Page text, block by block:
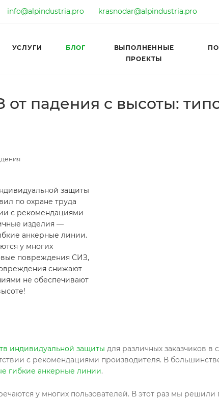
info@alpindustria.pro krasnodar@alpindustria.pro
УСЛУГИ БЛОГ
ВЫПОЛНЕННЫЕ
ПРОЕКТЫ
падения с высоты:
защиты
по охране труда
с рекомендациями
изделия —
анкерные линии.
у многих
повреждения СИЗ,
снижают
не обеспечивают
индивидуальной защиты для различных заказчиков в
с рекомендациями производителя. В
гибкие анкерные линии.
у многих пользователей. В этот раз мы